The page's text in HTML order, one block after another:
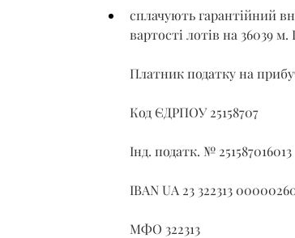
сплачують гарантійний
вартості лотів на 36039
Платник податку на
Код ЄДРПОУ 25158707
Інд. податк. № 251587016013
IBAN UA 23 322313
МФО 322313